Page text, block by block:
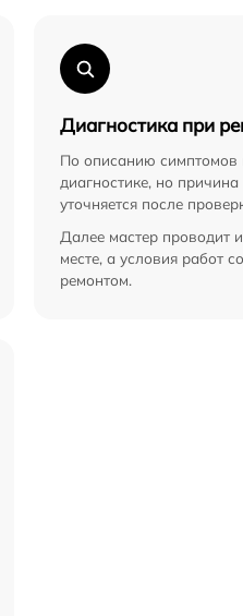
Диагностика при
По описанию симптомов
диагностике, но
уточняется после
Далее мастер проводит
месте, а условия работ
ремонтом.